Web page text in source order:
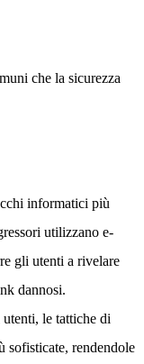
che la sicurezza
informatici più
utilizzano e-
gli utenti a rivelare
dannosi.
le tattiche di
sofisticate, rendendole